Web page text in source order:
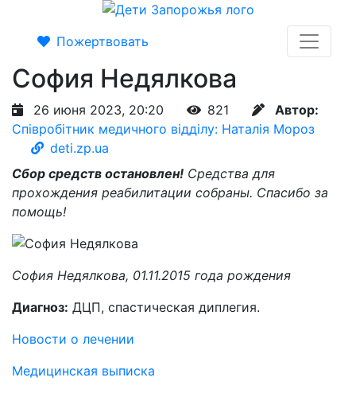
Пожертвовать
София Недялкова
26 июня 2023, 20:20 821
Автор:
Співробітник медичного відділу: Наталія Мороз
deti.zp.ua
Сбор средств остановлен! Средства для
прохождения реабилитации собраны. Спасибо за
помощь!
София Недялкова, 01.11.2015 года рождения
Диагноз: ДЦП, спастическая диплегия.
Новости о лечении
Медицинская выписка